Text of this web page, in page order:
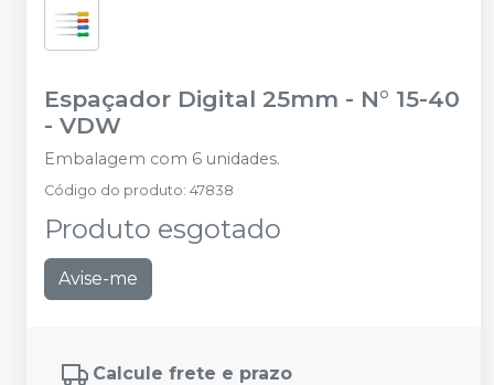
Espaçador Digital 25mm - N° 15-40
- VDW
Embalagem com 6 unidades.
Código do produto: 47838
Produto esgotado
Avise-me
Calcule frete e prazo